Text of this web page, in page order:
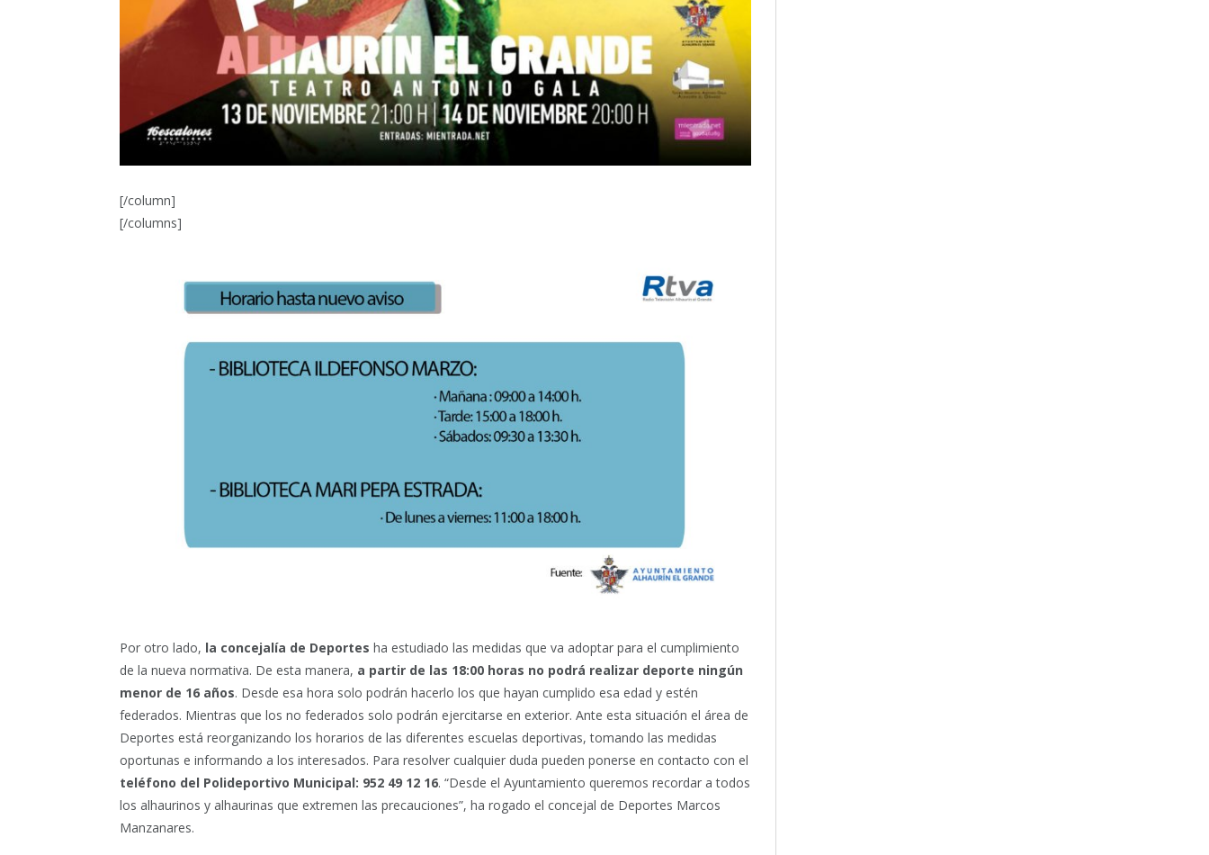
[/column]
[/columns]
Por otro lado, la concejalía de Deportes ha estudiado las medidas que va adoptar para el cumplimiento
de la nueva normativa. De esta manera, a partir de las 18:00 horas no podrá realizar deporte ningún
menor de 16 años. Desde esa hora solo podrán hacerlo los que hayan cumplido esa edad y estén
federados. Mientras que los no federados solo podrán ejercitarse en exterior. Ante esta situación el área de
Deportes está reorganizando los horarios de las diferentes escuelas deportivas, tomando las medidas
oportunas e informando a los interesados. Para resolver cualquier duda pueden ponerse en contacto con el
teléfono del Polideportivo Municipal: 952 49 12 16. “Desde el Ayuntamiento queremos recordar a todos
los alhaurinos y alhaurinas que extremen las precauciones”, ha rogado el concejal de Deportes Marcos
Manzanares.